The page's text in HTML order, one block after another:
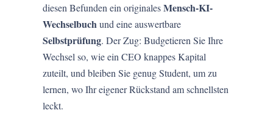
diesen Befunden ein originalesMensch-KI-
Wechselbuchund eine auswertbare
Selbstprüfung. Der Zug: Budgetieren Sie Ihre
Wechsel so, wie ein CEO knappes Kapital
zuteilt, und bleiben Sie genug Student, um zu
lernen, wo Ihr eigener Rückstand am schnellsten
leckt.